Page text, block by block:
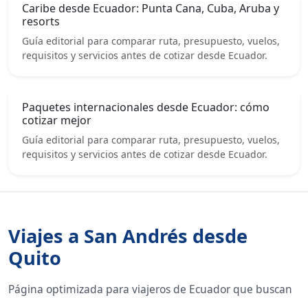
Caribe desde Ecuador: Punta Cana, Cuba, Aruba y
resorts
Guía editorial para comparar ruta, presupuesto, vuelos,
requisitos y servicios antes de cotizar desde Ecuador.
Paquetes internacionales desde Ecuador: cómo
cotizar mejor
Guía editorial para comparar ruta, presupuesto, vuelos,
requisitos y servicios antes de cotizar desde Ecuador.
Viajes a San Andrés desde
Quito
Página optimizada para viajeros de Ecuador que buscan